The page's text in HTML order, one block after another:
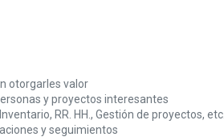
otorgarles valor
y proyectos interesantes
RR. HH., Gestión de proyectos, etc.
y seguimientos